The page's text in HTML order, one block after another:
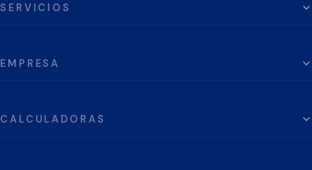
SERVICIOS
EMPRESA
CALCULADORAS